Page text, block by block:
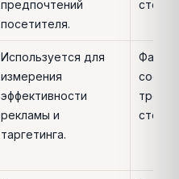
предпочтений
посетителя.
Используется для
измерения
эффективности
рекламы и
таргетинга.
Файл
cookie